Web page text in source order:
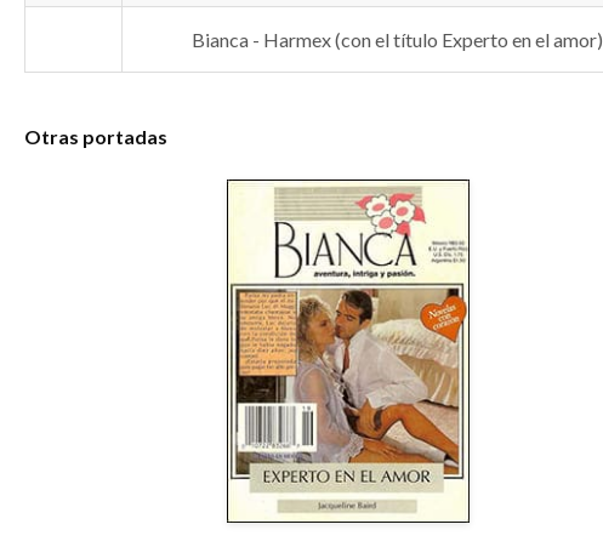
Bianca - Harmex (con el título Experto en el amor)
Otras portadas